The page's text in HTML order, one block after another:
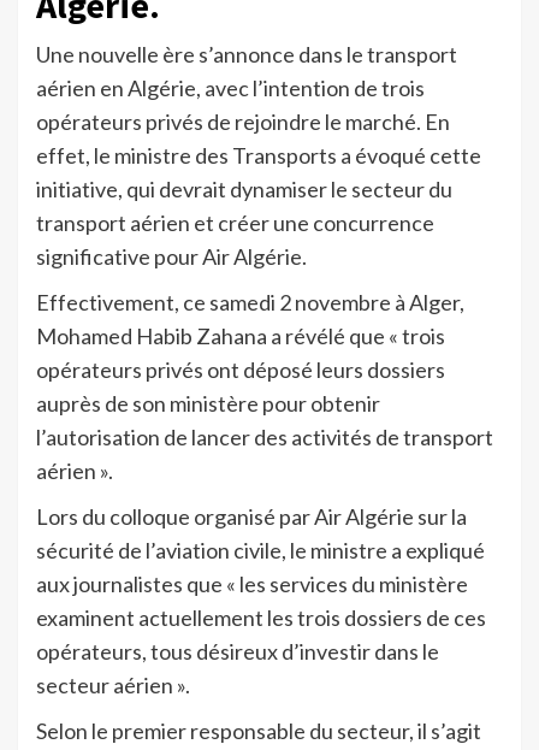
Une nouvelle ère s’annonce dans le transport
aérien en Algérie, avec l’intention de trois
opérateurs privés de rejoindre le marché. En
effet, le ministre des Transports a évoqué cette
initiative, qui devrait dynamiser le secteur du
transport aérien et créer une concurrence
significative pour Air Algérie.
Effectivement, ce samedi 2 novembre à Alger,
Mohamed Habib Zahana a révélé que « trois
opérateurs privés ont déposé leurs dossiers
auprès de son ministère pour obtenir
l’autorisation de lancer des activités de transport
aérien ».
Lors du colloque organisé par Air Algérie sur la
sécurité de l’aviation civile, le ministre a expliqué
aux journalistes que « les services du ministère
examinent actuellement les trois dossiers de ces
opérateurs, tous désireux d’investir dans le
secteur aérien ».
Selon le premier responsable du secteur, il s’agit